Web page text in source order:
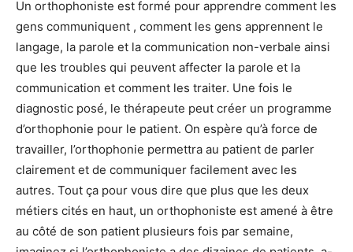
Un orthophoniste est formé pour apprendre comment les
gens communiquent , comment les gens apprennent le
langage, la parole et la communication non-verbale ainsi
que les troubles qui peuvent affecter la parole et la
communication et comment les traiter. Une fois le
diagnostic posé, le thérapeute peut créer un programme
d’orthophonie pour le patient. On espère qu’à force de
travailler, l’orthophonie permettra au patient de parler
clairement et de communiquer facilement avec les
autres. Tout ça pour vous dire que plus que les deux
métiers cités en haut, un orthophoniste est amené à être
au côté de son patient plusieurs fois par semaine,